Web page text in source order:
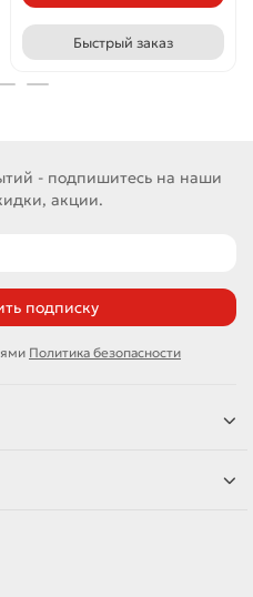
Быстрый заказ
- подпишитесь на наши
акции.
подписку
Политика безопасности